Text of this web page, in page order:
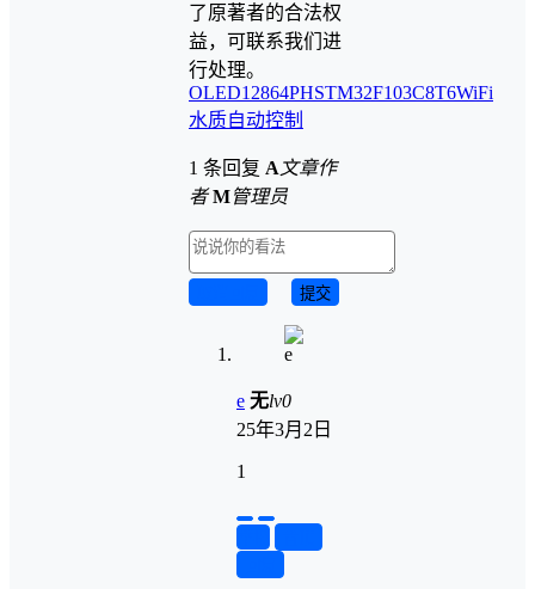
了原著者的合法权
益，可联系我们进
行处理。
OLED12864PHSTM32F103C8T6WiFi
水质自动控制
1 条回复 A 文章作
者 M管理员
提交
e 无lv0
25年3月2日
1